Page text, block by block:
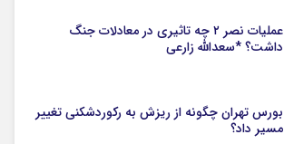
عملیات نصر ۲ چه تاثیری در معادلات جنگ
داشت؟ *سعدالله زارعی
بورس تهران چگونه از ریزش به رکوردشکنی تغییر
مسیر داد؟